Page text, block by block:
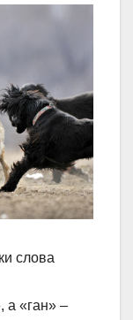
слова
а «ган» –